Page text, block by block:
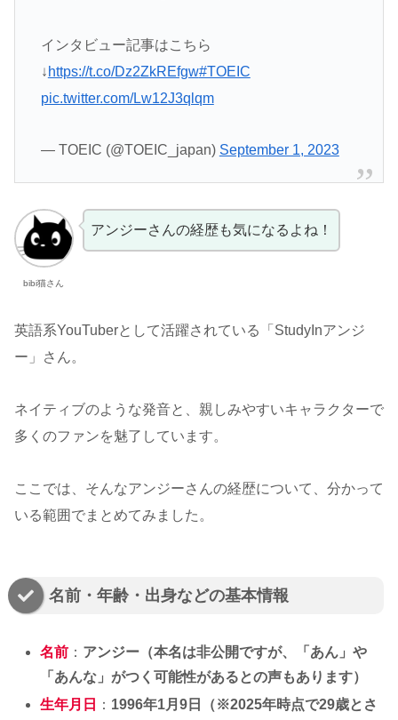
インタビュー記事はこちら
↓ https://t.co/Dz2ZkREfgw#TOEIC
pic.twitter.com/Lw12J3qlqm
— TOEIC (@TOEIC_japan) September 1, 2023
bibi猫さん
アンジーさんの経歴も気になるよね！
英語系YouTuberとして活躍されている「StudyInアンジ
ー」さん。
ネイティブのような発音と、親しみやすいキャラクターで
多くのファンを魅了しています。
ここでは、そんなアンジーさんの経歴について、分かって
いる範囲でまとめてみました。
名前・年齢・出身などの基本情報
名前 ： アンジー（本名は非公開ですが、「あん」や
「あんな」がつく可能性があるとの声もあります）
生年月日
： 1996年1月9日（※2025年時点で29歳とさ